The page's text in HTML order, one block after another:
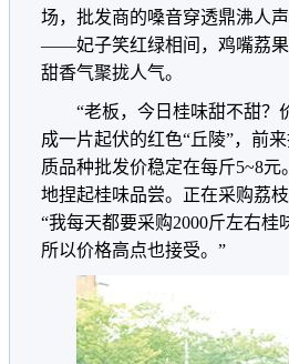
场，批发商的嗓音穿透鼎沸人
——妃子笑红绿相间，鸡嘴荔果
甜香气聚拢人气。
“老板，今日桂味甜不甜？
成一片起伏的红色“丘陵”，前
质品种批发价稳定在每斤5~8
地捏起桂味品尝。正在采购荔
“我每天都要采购2000斤左右桂
所以价格高点也接受。”